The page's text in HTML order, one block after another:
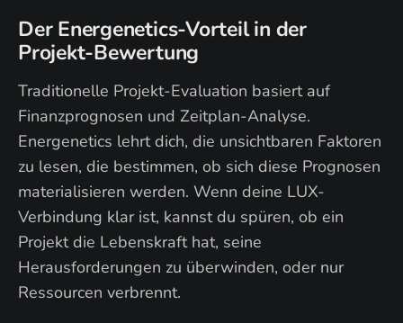
Der Energenetics-Vorteil in der
Projekt-Bewertung
Traditionelle Projekt-Evaluation basiert auf
Finanzprognosen und Zeitplan-Analyse.
Energenetics lehrt dich, die unsichtbaren Faktoren
zu lesen, die bestimmen, ob sich diese Prognosen
materialisieren werden. Wenn deine LUX-
Verbindung klar ist, kannst du spüren, ob ein
Projekt die Lebenskraft hat, seine
Herausforderungen zu überwinden, oder nur
Ressourcen verbrennt.